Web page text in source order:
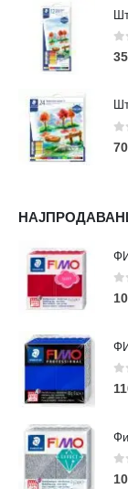
0
0
0
0
0